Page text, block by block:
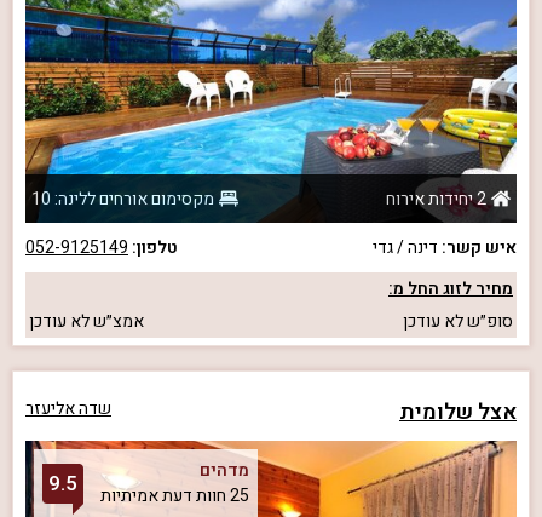
2 יחידות אירוח
מקסימום אורחים ללינה: 10
איש קשר: דינה / גדי טלפון: 052-9125149
מחיר לזוג החל מ:
סופ״שלא עודכן אמצ״שלא עודכן
אצל שלומית שדה אליעזר
מדהים
25 חוות דעת אמיתיות
9.5